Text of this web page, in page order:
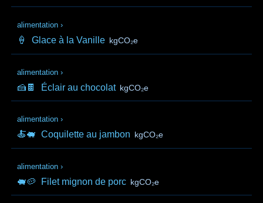
alimentation ›
🍦 Glace à la Vanille kgCO₂e
alimentation ›
🍰🍫 Éclair au chocolat kgCO₂e
alimentation ›
🍝🐖 Coquilette au jambon kgCO₂e
alimentation ›
🐖🥔 Filet mignon de porc kgCO₂e